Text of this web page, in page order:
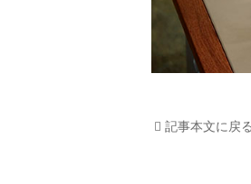
記事本文に戻る